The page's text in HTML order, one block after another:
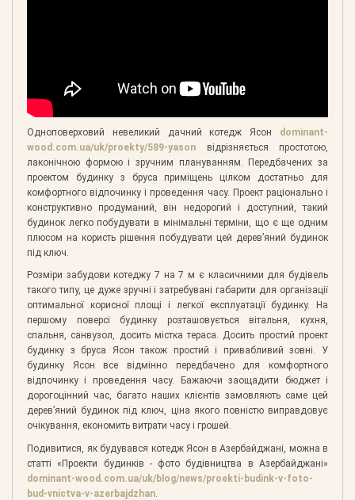
Одноповерховий невеликий дачний котедж Ясон dominant-
wood.com.ua/uk/proekty/589-yason відрізняється простотою,
лаконічною формою і зручним плануванням. Передбачених за
проектом будинку з бруса приміщень цілком достатньо для
комфортного відпочинку і проведення часу. Проект раціонально і
конструктивно продуманий, він недорогий і доступний, такий
будинок легко побудувати в мінімальні терміни, що є ще одним
плюсом на користь рішення побудувати цей дерев’яний будинок
під ключ.
Розміри забудови котеджу 7 на 7 м є класичними для будівель
такого типу, це дуже зручні і затребувані габарити для організації
оптимальної корисної площі і легкої експлуатації будинку. На
першому поверсі будинку розташовується вітальня, кухня,
спальня, санвузол, досить містка тераса. Досить простий проект
будинку з бруса Ясон також простий і привабливий зовні. У
будинку Ясон все відмінно передбачено для комфортного
відпочинку і проведення часу. Бажаючи заощадити бюджет і
дорогоцінний час, багато наших клієнтів замовляють саме цей
дерев’яний будинок під ключ, ціна якого повністю виправдовує
очікування, економить витрати часу і грошей.
Подивитися, як будувався котедж Ясон в Азербайджані, можна в
статті «Проекти будинків - фото будівництва в Азербайджані»
dominant-wood.com.ua/uk/blog/news/proekti-budink-v-foto-
bud-vnictva-v-azerbajdzhan.